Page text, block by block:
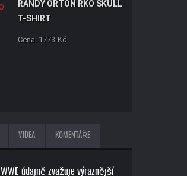
RANDY ORTON RKO SKULL
T-SHIRT
Cena: 1773-Kč
JOHN CENA U CAN'T SEE
VIDEA KOMENTÁŘE
WWE údajně zvažuje výraznější